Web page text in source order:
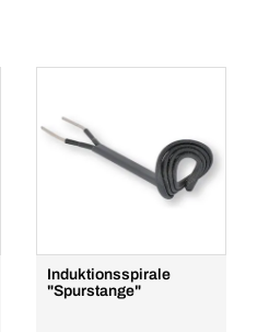
Induktionsspirale
"Spurstange"